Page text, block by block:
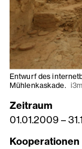
Entwurf des
Mühlenkaskade.
Zeitraum
01.01.2009 –
Kooperationen